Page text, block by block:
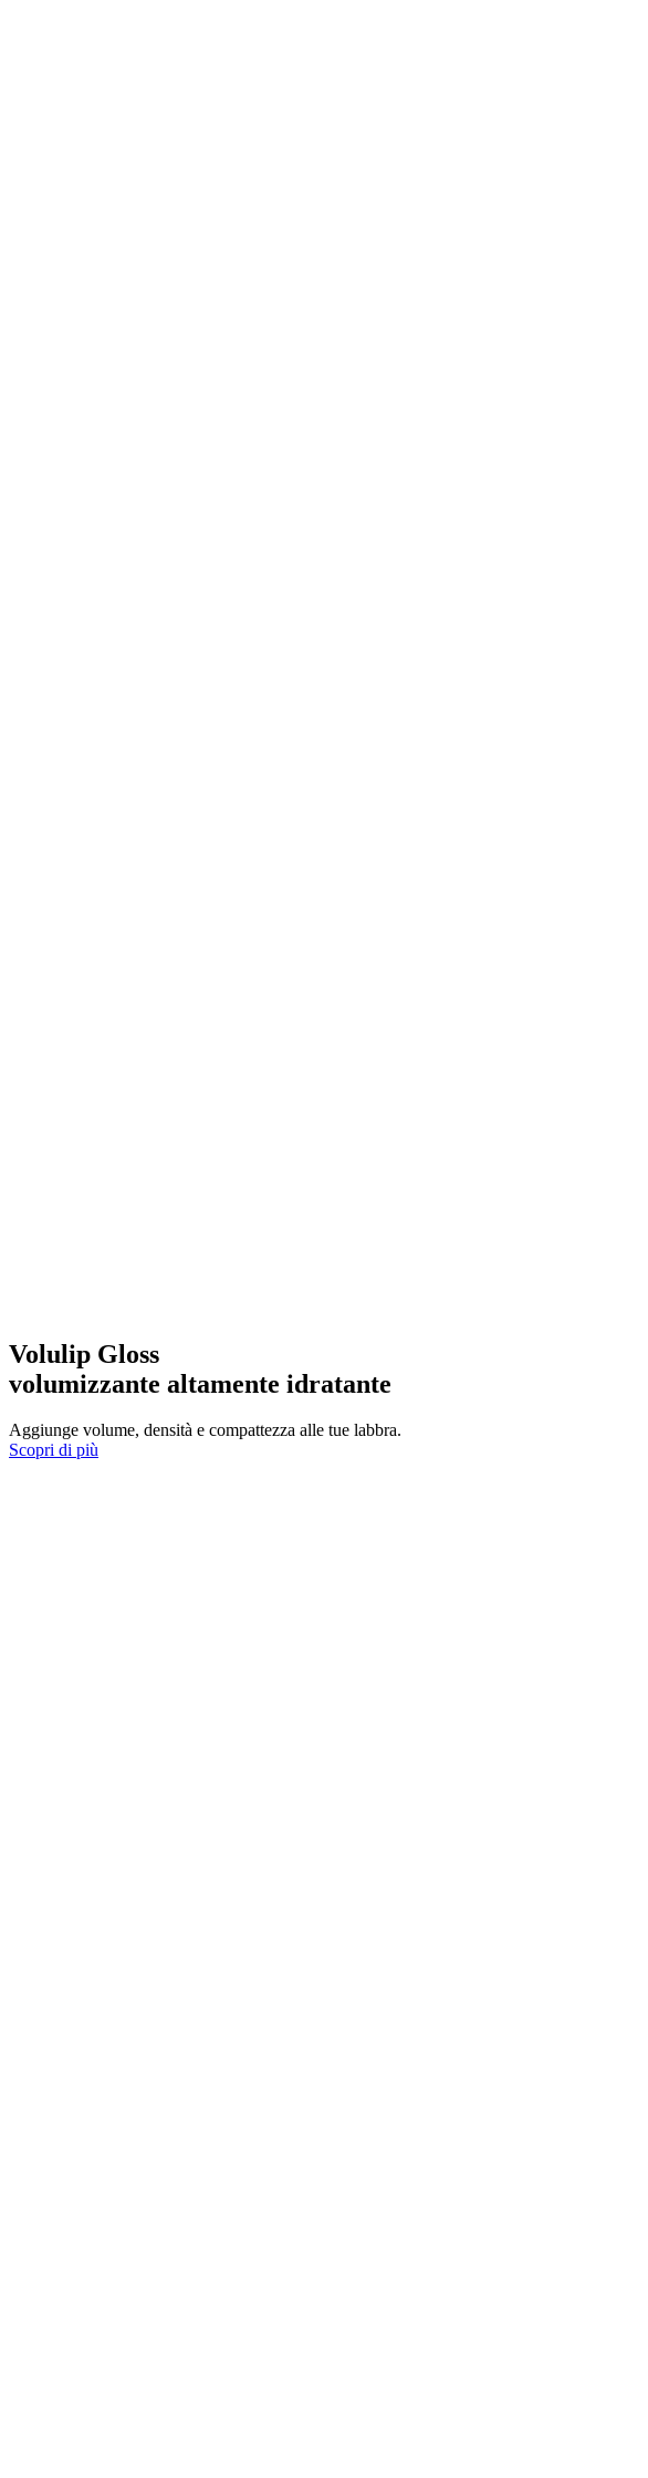
Volulip Gloss
volumizzante altamente idratante
Aggiunge volume, densità e compattezza alle tue labbra.
Scopri di più